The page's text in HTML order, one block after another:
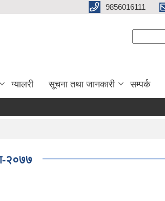
9856016111
ग्यालरी सूचना तथा जानकारी सम्पर्क
२०७७